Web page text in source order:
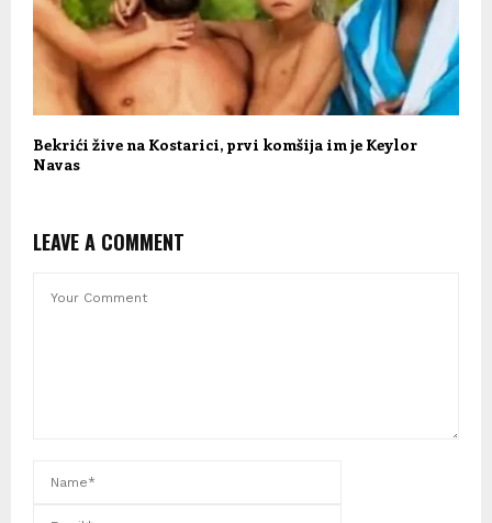
Bekrići žive na Kostarici, prvi komšija im je Keylor
Navas
LEAVE A COMMENT